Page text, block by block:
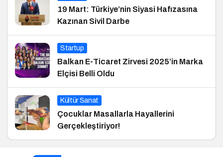
19 Mart: Türkiye’nin Siyasi Hafızasına
Kazınan Sivil Darbe
Startup
Balkan E-Ticaret Zirvesi 2025’in Marka
Elçisi Belli Oldu
Kültür Sanat
Çocuklar Masallarla Hayallerini
Gerçekleştiriyor!